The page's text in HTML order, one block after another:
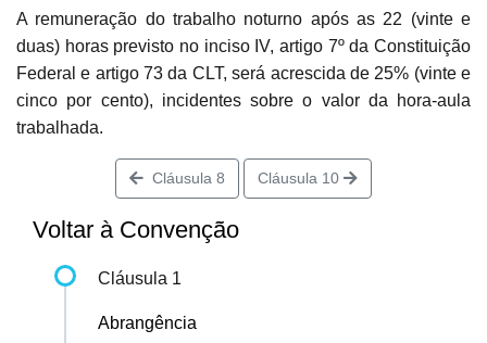
A remuneração do trabalho noturno após as 22 (vinte e
duas) horas previsto no inciso IV, artigo 7º da Constituição
Federal e artigo 73 da CLT, será acrescida de 25% (vinte e
cinco por cento), incidentes sobre o valor da hora-aula
trabalhada.
Cláusula 8 Cláusula 10
Voltar à Convenção
Cláusula 1
Abrangência